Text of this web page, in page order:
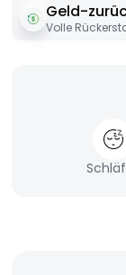
Geld-
Volle